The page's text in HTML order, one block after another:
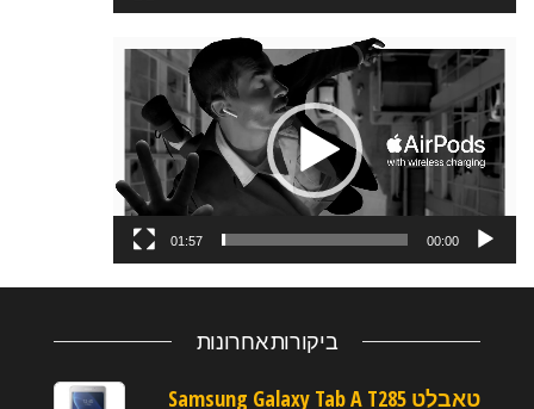
נגן
וידאו
00:00
01:57
ביקורות אחרונות
טאבלט Samsung Galaxy Tab A T285